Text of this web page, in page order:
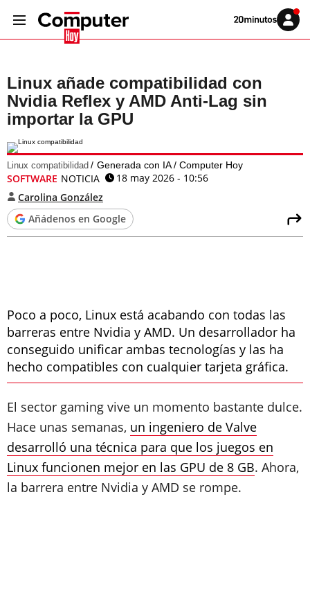
Volver
Iniciar
sesión
Linux añade compatibilidad con
Nvidia Reflex y AMD Anti-Lag sin
importar la GPU
Linux compatibilidad Generada con IA / Computer Hoy
SOFTWARE NOTICIA
18 may 2026 - 10:56
Carolina González
Añádenos en Google
Poco a poco, Linux está acabando con todas las
barreras entre Nvidia y AMD. Un desarrollador ha
conseguido unificar ambas tecnologías y las ha
hecho compatibles con cualquier tarjeta gráfica.
El sector gaming vive un momento bastante dulce.
Hace unas semanas, un ingeniero de Valve
desarrolló una técnica para que los juegos en
Linux funcionen mejor en las GPU de 8 GB. Ahora,
la barrera entre Nvidia y AMD se rompe.